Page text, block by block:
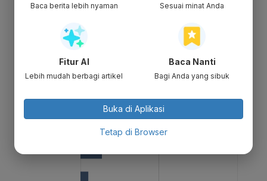
Baca berita lebih nyaman Sesuai minat Anda
Fitur AI
Lebih mudah berbagi artikel
Baca Nanti
Bagi Anda yang sibuk
Buka di Aplikasi
Tetap di Browser